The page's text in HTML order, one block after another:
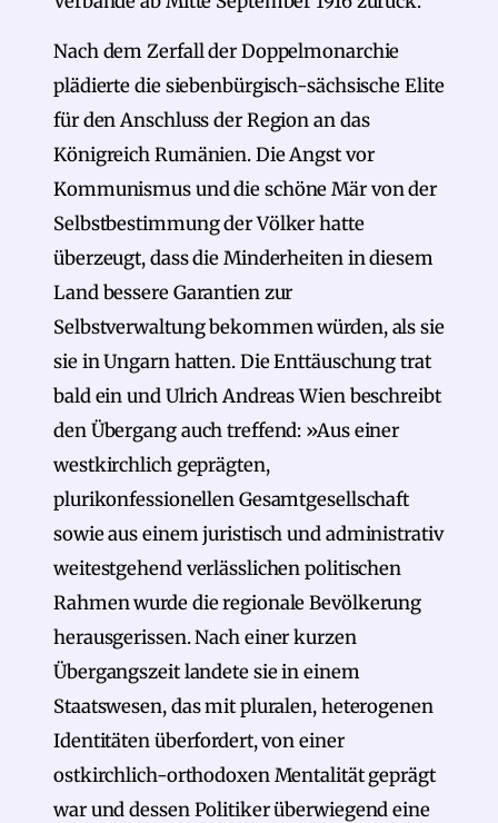
Nach dem Zerfall der Doppelmonarchie
plädierte die siebenbürgisch-sächsische Elite
für den Anschluss der Region an das
Königreich Rumänien. Die Angst vor
Kommunismus und die schöne Mär von der
Selbstbestimmung der Völker hatte
überzeugt, dass die Minderheiten in diesem
Land bessere Garantien zur
Selbstverwaltung bekommen würden, als sie
sie in Ungarn hatten. Die Enttäuschung trat
bald ein und Ulrich Andreas Wien beschreibt
den Übergang auch treffend: »Aus einer
westkirchlich geprägten,
plurikonfessionellen Gesamtgesellschaft
sowie aus einem juristisch und administrativ
weitestgehend verlässlichen politischen
Rahmen wurde die regionale Bevölkerung
herausgerissen. Nach einer kurzen
Übergangszeit landete sie in einem
Staatswesen, das mit pluralen, heterogenen
Identitäten überfordert, von einer
ostkirchlich-orthodoxen Mentalität geprägt
war und dessen Politiker überwiegend eine